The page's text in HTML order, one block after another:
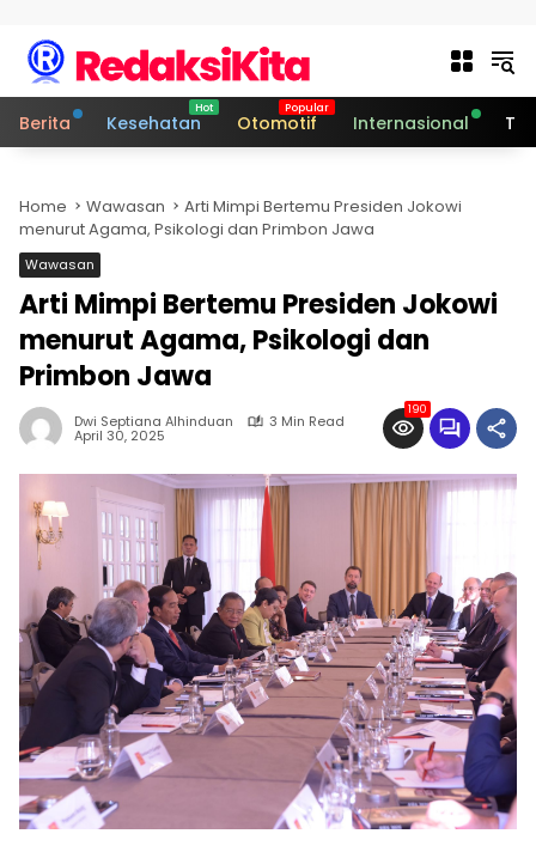
Berita Kesehatan Otomotif Internasional
Home Wawasan
Arti Mimpi Bertemu Presiden Jokowi
menurut Agama, Psikologi dan Primbon Jawa
Wawasan
Arti Mimpi Bertemu Presiden Jokowi
menurut Agama, Psikologi dan
Primbon Jawa
Dwi Septiana Alhinduan 3 Min Read
April 30, 2025
190